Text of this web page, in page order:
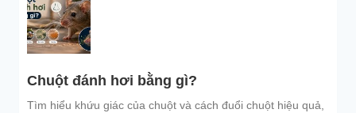
Chuột đánh hơi bằng gì?
Tìm hiểu khứu giác của chuột và cách đuổi chuột hiệu quả,